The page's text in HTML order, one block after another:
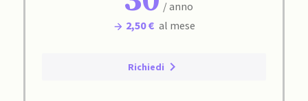
/ anno
2,50 € al mese
Richiedi